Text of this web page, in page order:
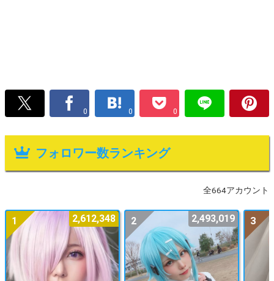
0 0 0
フォロワー数ランキング
全664アカウント
1 2,612,348 2 2,493,019 3